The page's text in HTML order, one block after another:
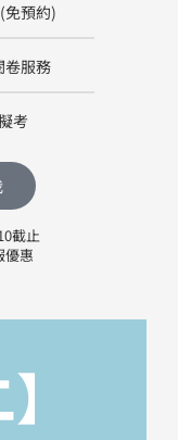
免預約)
卷服務
考
截止
優惠